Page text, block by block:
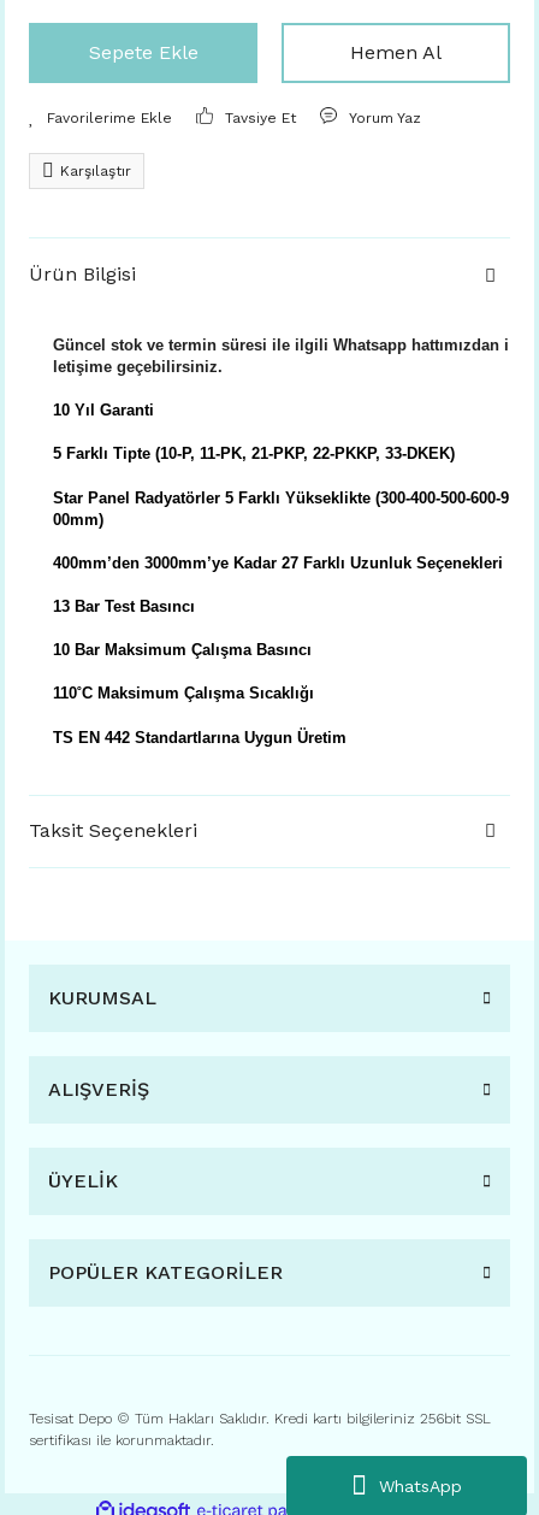
WhatsApp
Sepete Ekle Hemen Al
Tavsiye Et Yorum Yaz
Karşılaştır
Ürün Bilgisi
Güncel stok ve termin süresi ile ilgili Whatsapp hattımızdan i
letişime geçebilirsiniz.
10 Yıl Garanti
5 Farklı Tipte (10-P, 11-PK, 21-PKP, 22-PKKP, 33-DKEK)
Star Panel Radyatörler 5 Farklı Yükseklikte (300-400-500-600-9
00mm)
400mm’den 3000mm’ye Kadar 27 Farklı Uzunluk Seçenekleri
13 Bar Test Basıncı
10 Bar Maksimum Çalışma Basıncı
110˚C Maksimum Çalışma Sıcaklığı
TS EN 442 Standartlarına Uygun Üretim
Taksit Seçenekleri
KURUMSAL
ALIŞVERİŞ
ÜYELİK
POPÜLER KATEGORİLER
Tesisat Depo © Tüm Hakları Saklıdır. Kredi kartı bilgileriniz 256bit SSL
sertifikası ile korunmaktadır.
ideasoft